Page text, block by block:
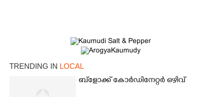
TRENDING IN LOCAL
ബ്‌ളോക്ക് കോർഡിനേറ്റർ ഒഴിവ്